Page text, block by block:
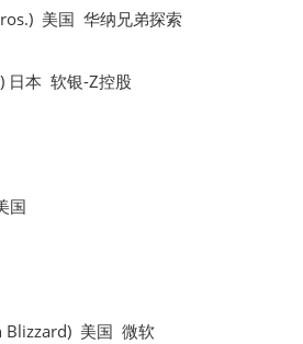
美国 华纳兄弟探索
日本 软银-Z控股
国
Blizzard) 美国 微软